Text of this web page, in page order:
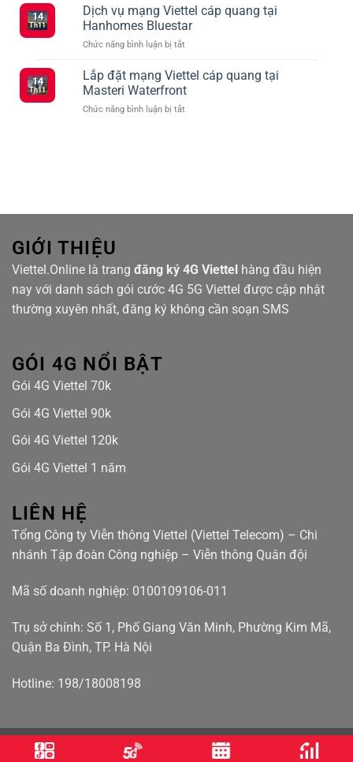
tháng
2
Ký
5G
–
Nối
Siêu
hợp
gói
cước
ưu
đãi
hình
14
Th11
Dịch vụ mạng Viettel cáp quang tại
Hanhomes Bluestar
Chức năng bình luận bị tắt
vụ
mạng
Viettel
cáp
14
Th11
Lắp đặt mạng Viettel cáp quang tại
Masteri Waterfront
Chức năng bình luận bị tắt
Masteri
GIỚI THIỆU
Viettel.Online là trang đăng ký 4G Viettel hàng đầu hiện
nay với danh sách gói cước 4G 5G Viettel được cập nhật
thường xuyên nhất, đăng ký không cần soạn SMS
GÓI 4G NỔI BẬT
Gói 4G Viettel 70k
Gói 4G Viettel 90k
Gói 4G Viettel 120k
Gói 4G Viettel 1 năm
LIÊN HỆ
Tổng Công ty Viễn thông Viettel (Viettel Telecom) – Chi
nhánh Tập đoàn Công nghiệp – Viễn thông Quân đội
Mã số doanh nghiệp: 0100109106-011
Trụ sở chính: Số 1, Phố Giang Văn Minh, Phường Kim Mã,
Quận Ba Đình, TP. Hà Nội
Hotline: 198/18008198
Điều khoản bảo mật Điều khoản sử dụng